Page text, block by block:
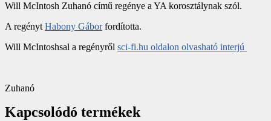
Will McIntosh Zuhanó című regénye a YA korosztálynak szól.
A regényt Habony Gáborfordította.
Will McIntoshsal a regényről sci-fi.hu oldalon olvasható interjú
Zuhanó
Kapcsolódó termékek